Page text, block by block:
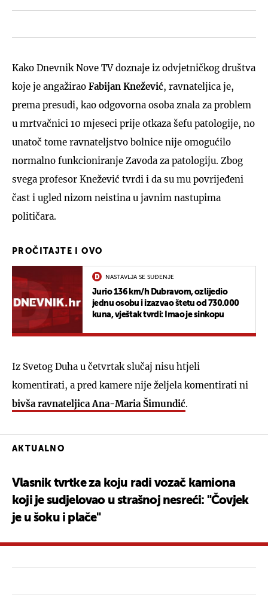
Kako Dnevnik Nove TV doznaje iz odvjetničkog društva
koje je angažirao Fabijan Knežević, ravnateljica je,
prema presudi, kao odgovorna osoba znala za problem
u mrtvačnici 10 mjeseci prije otkaza šefu patologije, no
unatoč tome ravnateljstvo bolnice nije omogućilo
normalno funkcioniranje Zavoda za patologiju. Zbog
svega profesor Knežević tvrdi i da su mu povrijeđeni
čast i ugled nizom neistina u javnim nastupima
političara.
PROČITAJTE I OVO
NASTAVLJA SE SUĐENJE
Jurio 136 km/h Dubravom, ozlijedio
jednu osobu i izazvao štetu od 730.000
kuna, vještak tvrdi: Imao je sinkopu
Iz Svetog Duha u četvrtak slučaj nisu htjeli
komentirati, a pred kamere nije željela komentirati ni
bivša ravnateljica Ana-Maria Šimundić.
AKTUALNO
Vlasnik tvrtke za koju radi vozač kamiona
koji je sudjelovao u strašnoj nesreći: "Čovjek
je u šoku i plače"